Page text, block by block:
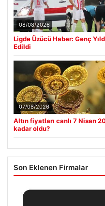
08/08/2026
Ligde Üzücü Haber: Genç
Edildi
07/08/2026
Altın fiyatları canlı 7 Nisan
kadar oldu?
Son Eklenen Firmalar